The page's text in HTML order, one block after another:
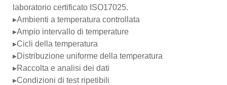
laboratorio certificato ISO17025.
▸Ambienti a temperatura controllata
▸Ampio intervallo di temperature
▸Cicli della temperatura
▸Distribuzione uniforme della temperatura
▸Raccolta e analisi dei dati
▸Condizioni di test ripetibili